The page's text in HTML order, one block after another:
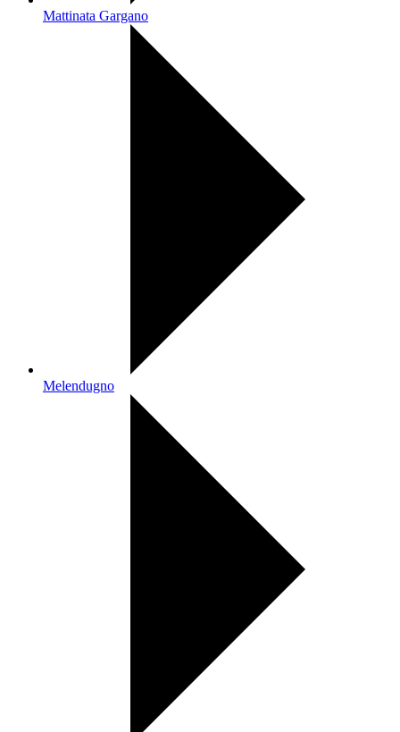
Mattinata Gargano
Melendugno